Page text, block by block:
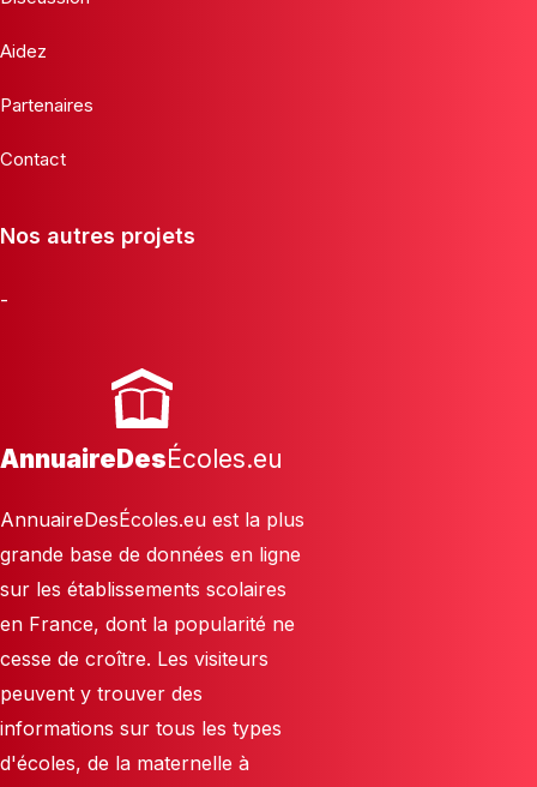
Aidez
Partenaires
Contact
Nos autres projets
-
AnnuaireDesÉcoles.eu
AnnuaireDesÉcoles.eu est la plus
grande base de données en ligne
sur les établissements scolaires
en France, dont la popularité ne
cesse de croître. Les visiteurs
peuvent y trouver des
informations sur tous les types
d'écoles, de la maternelle à